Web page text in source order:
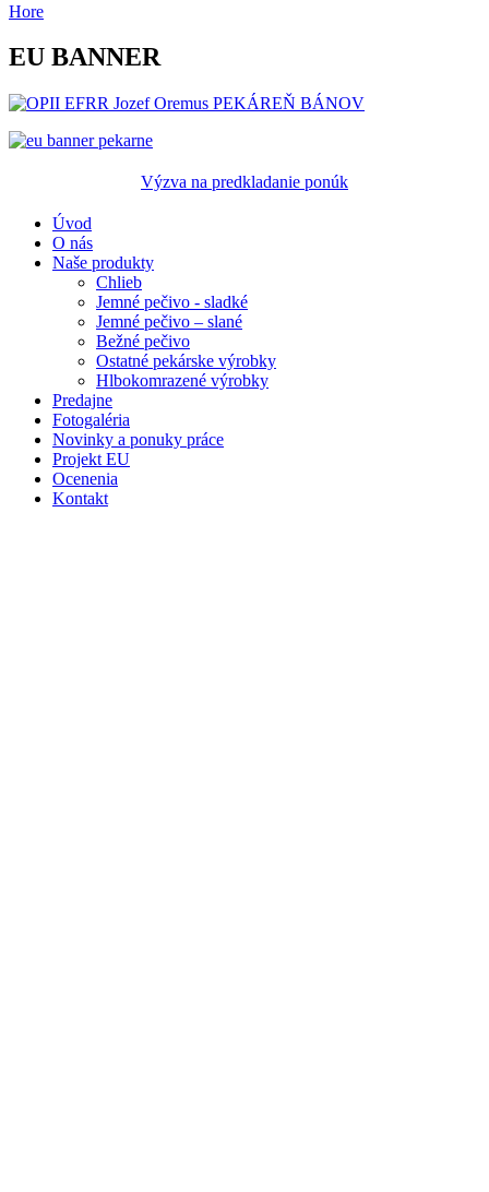
Hore
EU BANNER
Výzva na predkladanie ponúk
Úvod
O nás
Naše produkty
Chlieb
Jemné pečivo - sladké
Jemné pečivo – slané
Bežné pečivo
Ostatné pekárske výrobky
Hlbokomrazené výrobky
Predajne
Fotogaléria
Novinky a ponuky práce
Projekt EU
Ocenenia
Kontakt